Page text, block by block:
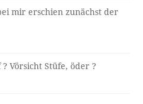
mir erschien zunächst der
? Vörsicht Stüfe, öder ?